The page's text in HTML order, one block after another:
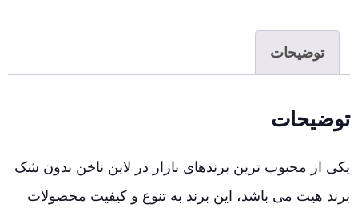
توضیحات
توضیحات
یکی از محبوب ترین برندهای بازار در لاین ناخن بدون شک
برند هیت می باشد، این برند به تنوع و کیفیت محصولات